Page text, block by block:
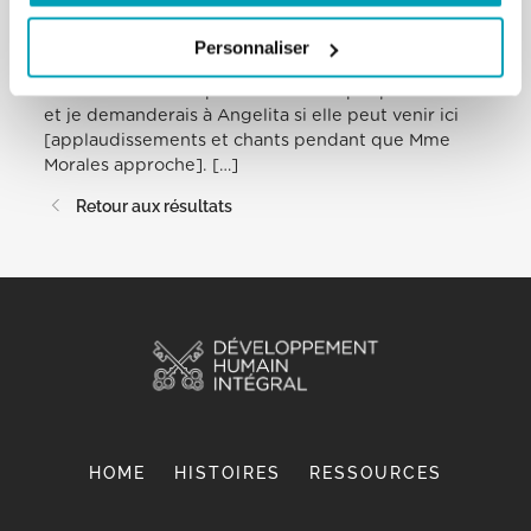
Personnaliser
J’ai donc choisi une personne, une personne très
proche de lui, qui l’accompagnait et le suivait; une
et je demanderais à Angelita si elle peut venir ici
[applaudissements et chants pendant que Mme
Morales approche]. […]
Retour aux résultats
HOME HISTOIRES RESSOURCES